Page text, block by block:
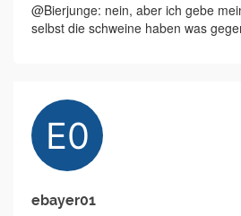
@Bierjunge: nein, aber ich gebe
selbst die schweine haben was
ebayer01